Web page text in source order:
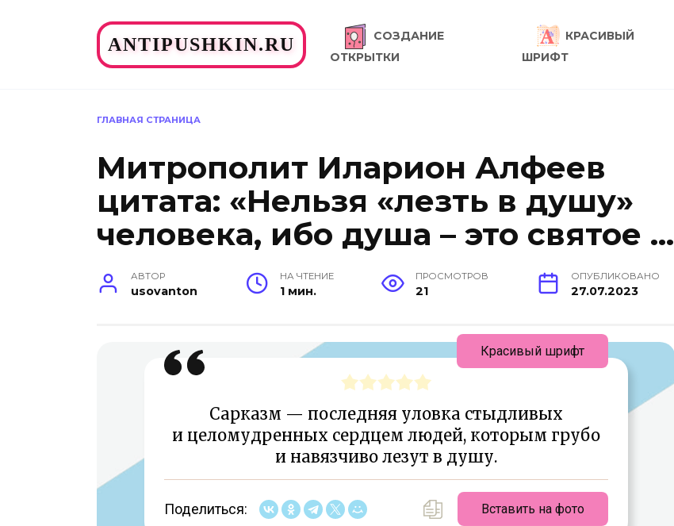
ANTIPUSHKIN.RU
СОЗДАНИЕ
ОТКРЫТКИ
КРАСИВЫЙ
ШРИФТ
ГЛАВНАЯ СТРАНИЦА
Митрополит Иларион Алфеев
цитата: «Нельзя «лезть в душу»
человека, ибо душа – это святое …
АВТОР
usovanton
НА ЧТЕНИЕ
1 мин.
ПРОСМОТРОВ
21
ОПУБЛИКОВАНО
27.07.2023
Сарказм — последняя уловка стыдливых
и целомудренных сердцем людей, которым грубо
и навязчиво лезут в душу.
Поделиться: Вставить на фото
Красивый шрифт